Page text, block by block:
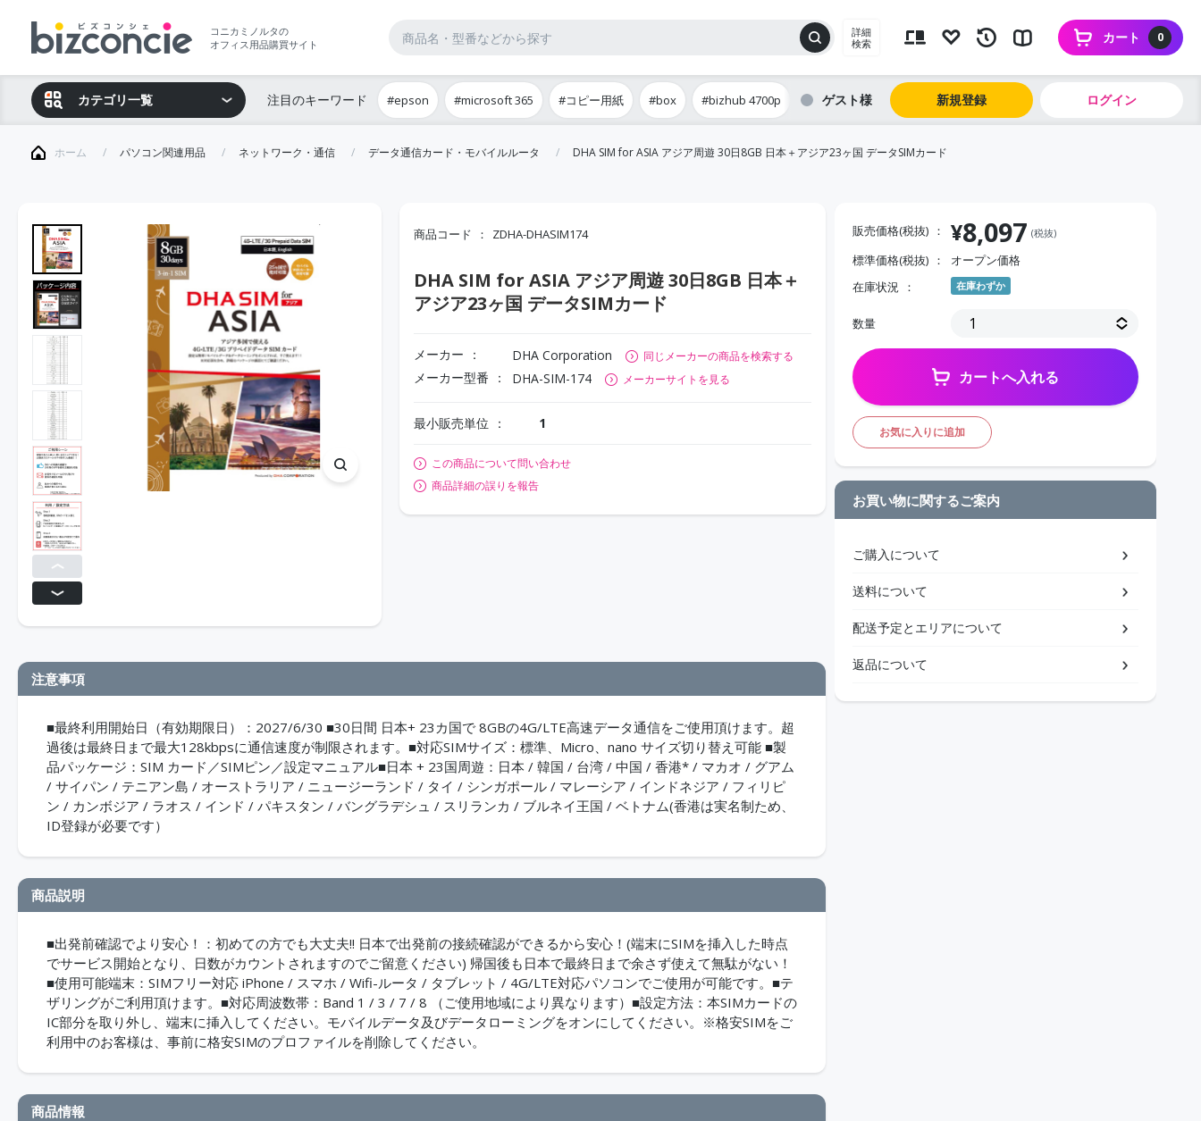
コニカミノルタの
オフィス用品購買サイト
詳細
検索
0
カート
カテゴリ一覧 注目のキーワード #epson #microsoft 365 #コピー用紙 #box #bizhub 4700p ゲスト 新規登録 ログイン
ホーム パソコン関連用品 ネットワーク・通信 データ通信カード・モバイルルータ DHA SIM for ASIA アジア周遊 30日8GB 日本＋アジア23ヶ国 データSIMカード
商品コード ZDHA-DHASIM174
DHA SIM for ASIA アジア周遊 30日8GB 日本＋
アジア23ヶ国 データSIMカード
メーカー DHA Corporation 同じメーカーの商品を検索する
メーカー型番 DHA-SIM-174 メーカーサイトを見る
最小販売単位 1
この商品について問い合わせ
商品詳細の誤りを報告
注意事項
■最終利用開始日（有効期限日）：2027/6/30 ■30日間 日本+ 23カ国で 8GBの4G/LTE高速データ通信をご使用頂けます。超
過後は最終日まで最大128kbpsに通信速度が制限されます。■対応SIMサイズ：標準、Micro、nano サイズ切り替え可能 ■製
品パッケージ：SIM カード／SIMピン／設定マニュアル■日本 + 23国周遊：日本 / 韓国 / 台湾 / 中国 / 香港* / マカオ / グアム
/ サイパン / テニアン島 / オーストラリア / ニュージーランド / タイ / シンガポール / マレーシア / インドネジア / フィリピ
ン / カンボジア / ラオス / インド / パキスタン / バングラデシュ / スリランカ / ブルネイ王国 / ベトナム(香港は実名制ため、
ID登録が必要です）
商品説明
■出発前確認でより安心！：初めての方でも大丈夫!! 日本で出発前の接続確認ができるから安心！(端末にSIMを挿入した時点
でサービス開始となり、日数がカウントされますのでご留意ください) 帰国後も日本で最終日まで余さず使えて無駄がない！
■使用可能端末：SIMフリー対応 iPhone / スマホ / Wifi-ルータ / タブレット / 4G/LTE対応パソコンでご使用が可能です。■テ
ザリングがご利用頂けます。■対応周波数帯：Band 1 / 3 / 7 / 8 （ご使用地域により異なります）■設定方法：本SIMカードの
IC部分を取り外し、端末に挿入してください。モバイルデータ及びデータローミングをオンにしてください。※格安SIMをご
利用中のお客様は、事前に格安SIMのプロファイルを削除してください。
商品情報
販売価格(税抜) ¥8,097 (税抜)
標準価格(税抜)
オープン価格
在庫状況
在庫わずか
数量
カートへ入れる
お気に入りに追加
お買い物に関するご案内
ご購入について
送料について
配送予定とエリアについて
返品について